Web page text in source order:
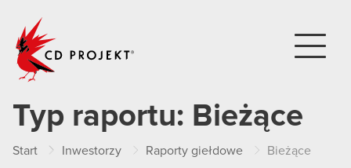
Typ raportu: Bieżące
Start Inwestorzy Raporty giełdowe Bieżące